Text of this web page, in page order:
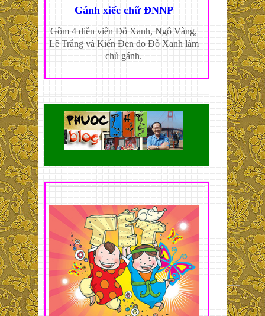
Gánh xiếc chữ ĐNNP
Gồm 4 diễn viên Đỗ Xanh, Ngô Vàng,
Lê Trắng và Kiến Đen do Đỗ Xanh làm
chủ gánh.